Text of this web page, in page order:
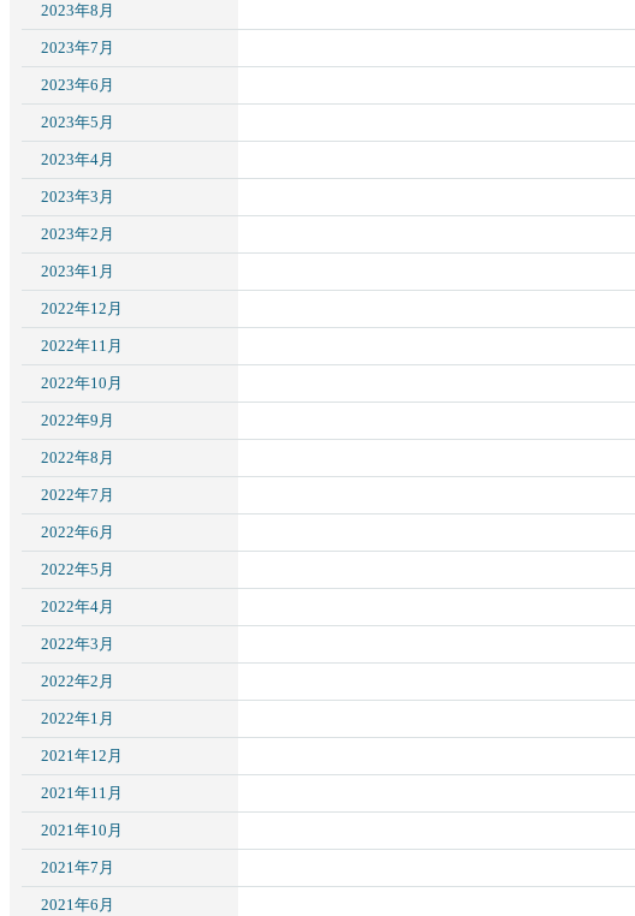
2023年8月
2023年7月
2023年6月
2023年5月
2023年4月
2023年3月
2023年2月
2023年1月
2022年12月
2022年11月
2022年10月
2022年9月
2022年8月
2022年7月
2022年6月
2022年5月
2022年4月
2022年3月
2022年2月
2022年1月
2021年12月
2021年11月
2021年10月
2021年7月
2021年6月